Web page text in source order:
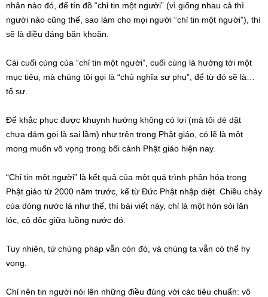
nhân nào đó, để tín đồ “chỉ tin một người” (vì giống nhau cả thì
người nào cũng thế, sao làm cho mọi người “chỉ tin một người”), thì
sẽ là điều đáng băn khoăn.
Cái cuối cùng của “chỉ tin một người”, cuối cùng là hướng tới một
mục tiêu, mà chúng tôi gọi là “chủ nghĩa sư phụ”, để từ đó sẽ là…
tổ sư.
Để khắc phục được khuynh hướng không có lợi (mà tôi dè dặt
chưa dám gọi là sai lầm) như trên trong Phật giáo, có lẽ là một
mong muốn vô vọng trong bối cảnh Phật giáo hiện nay.
“Chỉ tin một người” là kết quả của một quá trình phân hóa trong
Phật giáo từ 2000 năm trước, kể từ Đức Phật nhập diệt. Chiều chảy
của dòng nước là như thế, thì bài viết này, chỉ là một hòn sỏi lăn
lóc, cô độc giữa luồng nước đó.
Tuy nhiên, tứ chứng pháp vẫn còn đó, và chúng ta vẫn có thể hy
vọng.
Chỉ nên tin người nói lên những điều đúng với các tiêu chuẩn: vô